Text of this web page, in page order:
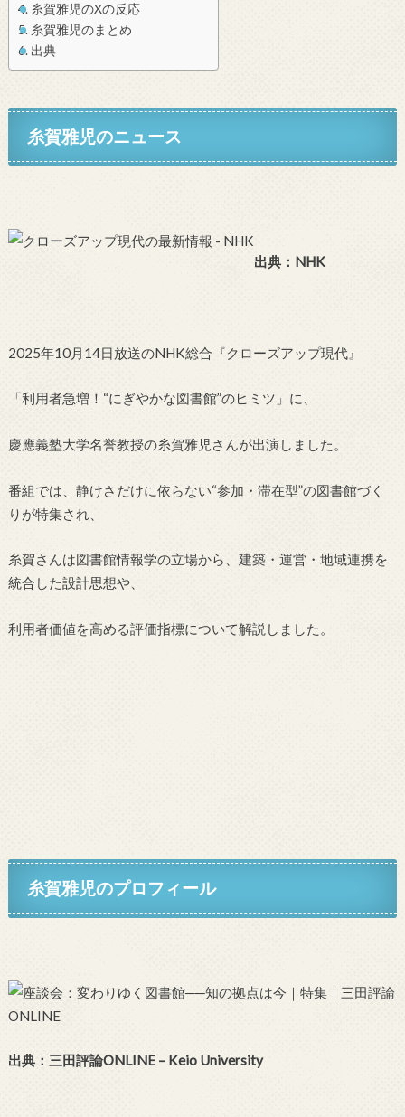
糸賀雅児のXの反応
糸賀雅児のまとめ
出典
糸賀雅児のニュース
出典：NHK
2025年10月14日放送のNHK総合『クローズアップ現代』
「利用者急増！“にぎやかな図書館”のヒミツ」に、
慶應義塾大学名誉教授の糸賀雅児さんが出演しました。
番組では、静けさだけに依らない“参加・滞在型”の図書館づく
りが特集され、
糸賀さんは図書館情報学の立場から、建築・運営・地域連携を
統合した設計思想や、
利用者価値を高める評価指標について解説しました。
糸賀雅児のプロフィール
出典：三田評論ONLINE – Keio University